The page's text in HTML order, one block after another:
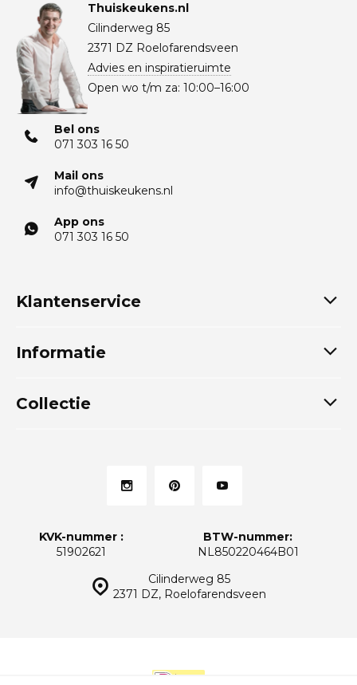
Thuiskeukens.nl
Cilinderweg 85
2371 DZ Roelofarendsveen
Advies en inspiratieruimte
Open wo t/m za: 10:00–16:00
Bel ons
071 303 16 50
Mail ons
info@thuiskeukens.nl
App ons
071 303 16 50
Klantenservice
Informatie
Collectie
Cilinderweg 85
2371 DZ, Roelofarendsveen
KVK-nummer :
51902621
BTW-nummer:
NL850220464B01